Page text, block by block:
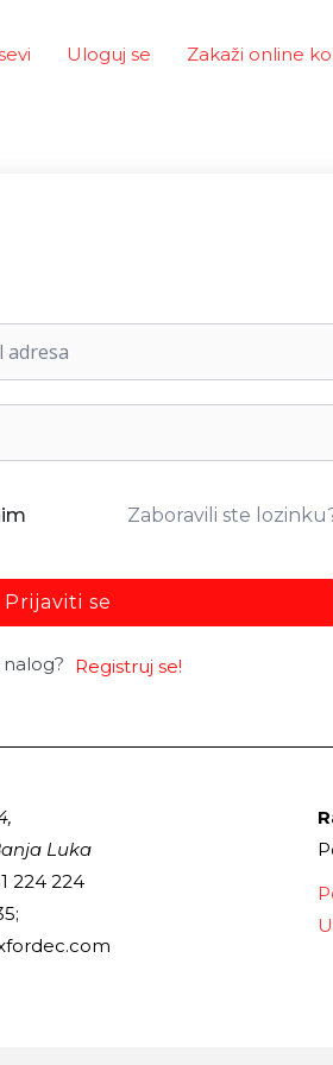
Uloguj se Zakaži online
Zaboravili ste
Prijaviti se
Registruj se!
Luka
224 224